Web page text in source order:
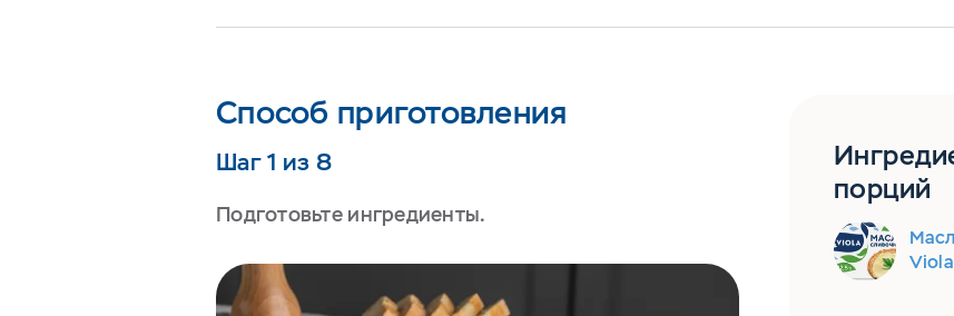
Способ приготовления
Шаг 1 из 8
Подготовьте ингредиенты.
порций